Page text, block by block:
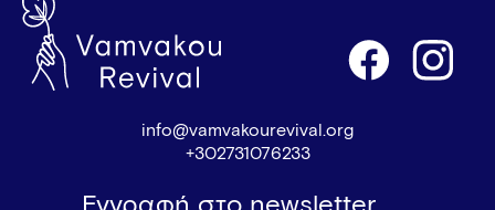
info@vamvakourevival.org
+302731076233